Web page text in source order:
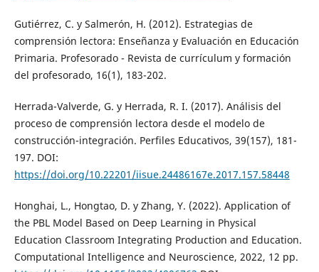
Gutiérrez, C. y Salmerón, H. (2012). Estrategias de
comprensión lectora: Enseñanza y Evaluación en Educación
Primaria. Profesorado - Revista de currículum y formación
del profesorado, 16(1), 183-202.
Herrada-Valverde, G. y Herrada, R. I. (2017). Análisis del
proceso de comprensión lectora desde el modelo de
construcción-integración. Perfiles Educativos, 39(157), 181-
197. DOI:
https://doi.org/10.22201/iisue.24486167e.2017.157.58448
Honghai, L., Hongtao, D. y Zhang, Y. (2022). Application of
the PBL Model Based on Deep Learning in Physical
Education Classroom Integrating Production and Education.
Computational Intelligence and Neuroscience, 2022, 12 pp.